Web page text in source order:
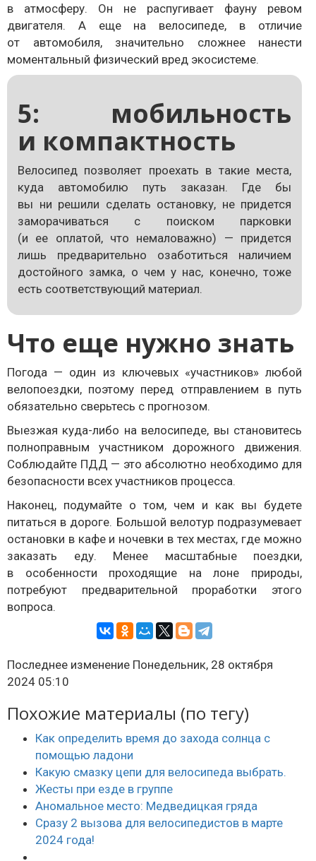
в атмосферу. Он не распугивает фауну ревом
двигателя. А еще на велосипеде, в отличие
от автомобиля, значительно сложнее нанести
моментальный физический вред экосистеме.
5: мобильность
и компактность
Велосипед позволяет проехать в такие места,
куда автомобилю путь заказан. Где бы
вы ни решили сделать остановку, не придется
заморачиваться с поиском парковки
(и ее оплатой, что немаловажно) — придется
лишь предварительно озаботиться наличием
достойного замка, о чем у нас, конечно, тоже
есть соответствующий материал.
Что еще нужно знать
Погода — один из ключевых «участников» любой
велопоездки, поэтому перед отправлением в путь
обязательно сверьтесь с прогнозом.
Выезжая куда-либо на велосипеде, вы становитесь
полноправным участником дорожного движения.
Соблюдайте ПДД — это абсолютно необходимо для
безопасности всех участников процесса.
Наконец, подумайте о том, чем и как вы будете
питаться в дороге. Большой велотур подразумевает
остановки в кафе и ночевки в тех местах, где можно
заказать еду. Менее масштабные поездки,
в особенности проходящие на лоне природы,
потребуют предварительной проработки этого
вопроса.
Последнее изменение Понедельник, 28 октября
2024 05:10
Похожие материалы (по тегу)
Как определить время до захода солнца с
помощью ладони
Какую смазку цепи для велосипеда выбрать.
Жесты при езде в группе
Аномальное место: Медведицкая гряда
Сразу 2 вызова для велосипедистов в марте
2024 года!